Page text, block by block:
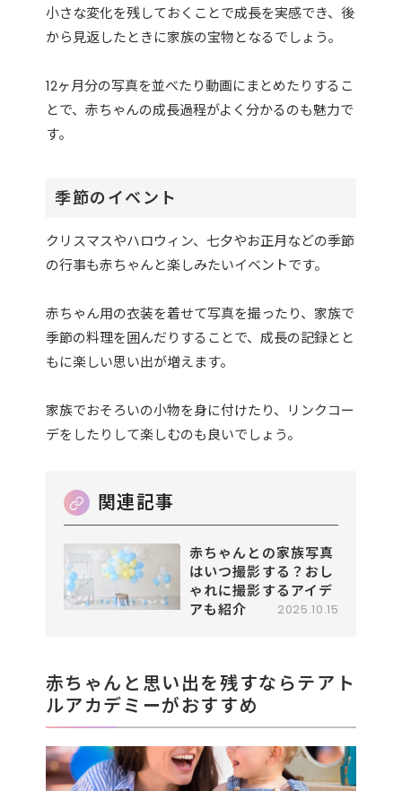
小さな変化を残しておくことで成長を実感でき、後
から見返したときに家族の宝物となるでしょう。
12ヶ月分の写真を並べたり動画にまとめたりするこ
とで、赤ちゃんの成長過程がよく分かるのも魅力で
す。
季節のイベント
クリスマスやハロウィン、七夕やお正月などの季節
の行事も赤ちゃんと楽しみたいイベントです。
赤ちゃん用の衣装を着せて写真を撮ったり、家族で
季節の料理を囲んだりすることで、成長の記録とと
もに楽しい思い出が増えます。
家族でおそろいの小物を身に付けたり、リンクコー
デをしたりして楽しむのも良いでしょう。
赤ちゃんとの家族写真
はいつ撮影する？おし
ゃれに撮影するアイデ
アも紹介
2025.10.15
赤ちゃんと思い出を残すならテアト
ルアカデミーがおすすめ